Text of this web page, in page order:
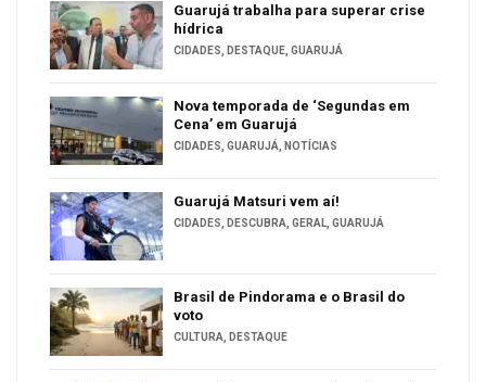
Guarujá trabalha para superar crise
hídrica
CIDADES DESTAQUE GUARUJÁ
Nova temporada de ‘Segundas em
Cena’ em Guarujá
CIDADES GUARUJÁ NOTÍCIAS
Guarujá Matsuri vem aí!
CIDADES DESCUBRA GERAL GUARUJÁ
Brasil de Pindorama e o Brasil do
voto
CULTURA DESTAQUE